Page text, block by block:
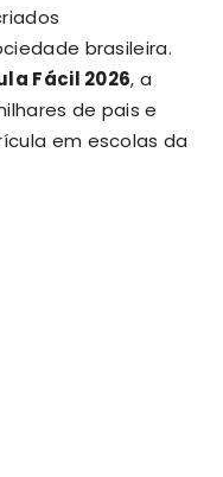
brasileira.
Fácil 2026, a
de pais e
em escolas da